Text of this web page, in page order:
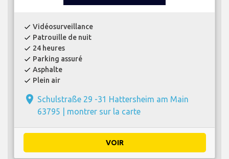
check Vidéosurveillance
check Patrouille de nuit
check 24 heures
check Parking assuré
check Asphalte
check Plein air
place Schulstraße 29 -31 Hattersheim am Main
63795 | montrer sur la carte
VOIR